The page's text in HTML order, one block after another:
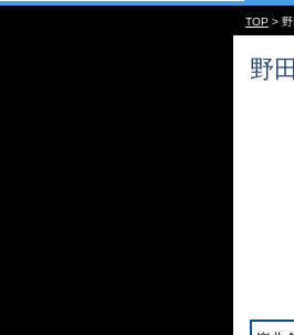
TOP >
野